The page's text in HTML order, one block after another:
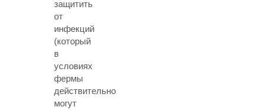
защитить
от
инфекций
(который
в
условиях
фермы
действительно
могут